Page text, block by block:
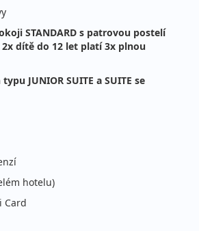
vlastní
za 8 dní (7 nocí)
za 8 dní (7 nocí)
STANDARD s patrovou postelí
2x dítě do 12 let platí 3x plnou
JUNIOR SUITE a SUITE se
hotelu)
Card